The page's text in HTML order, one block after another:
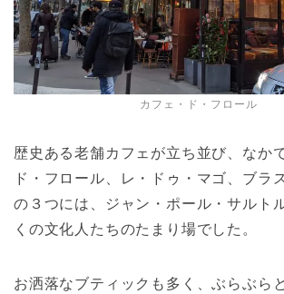
カフェ・ド・フロール
歴史ある老舗カフェが立ち並び、なか
ド・フロール、レ・ドゥ・マゴ、ブラ
の３つには、ジャン・ポール・サルト
くの文化人たちのたまり場でした。
お洒落なブティックも多く、ぶらぶら